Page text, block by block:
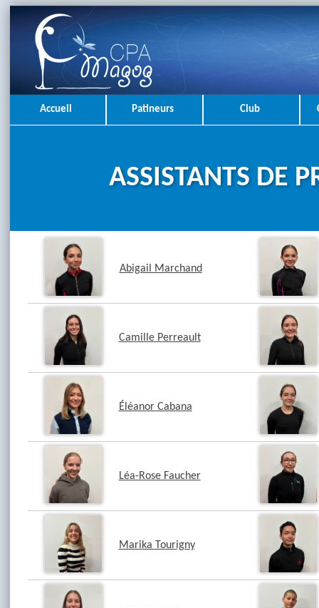
Accueil Patineurs Club
ASSISTANTS DE
Abigail Marchand
Camille Perreault
Éléanor Cabana
Léa-Rose Faucher
Marika Tourigny